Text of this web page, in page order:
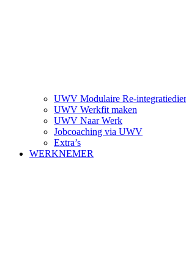
UWV Modulaire Re-
UWV Werkfit maken
UWV Naar Werk
Jobcoaching via UWV
Extra’s
WERKNEMER